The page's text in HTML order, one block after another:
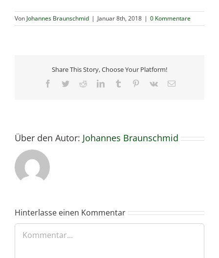
Von Johannes Braunschmid | Januar 8th, 2018 | 0 Kommentare
Share This Story, Choose Your Platform!
Facebook
TwitterRedditLinkedInTumblr Pinterest
Vk
E-
Über den Autor: Johannes Braunschmid
Hinterlasse einen Kommentar
Kommentar